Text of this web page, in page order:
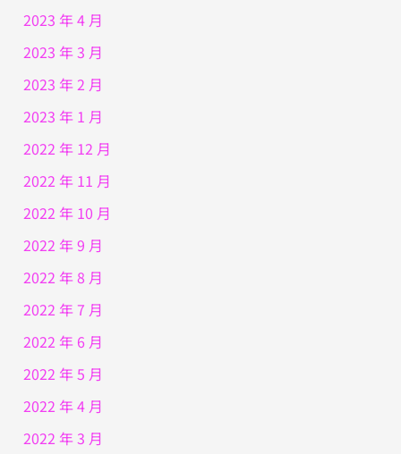
2023 年 4 月
2023 年 3 月
2023 年 2 月
2023 年 1 月
2022 年 12 月
2022 年 11 月
2022 年 10 月
2022 年 9 月
2022 年 8 月
2022 年 7 月
2022 年 6 月
2022 年 5 月
2022 年 4 月
2022 年 3 月